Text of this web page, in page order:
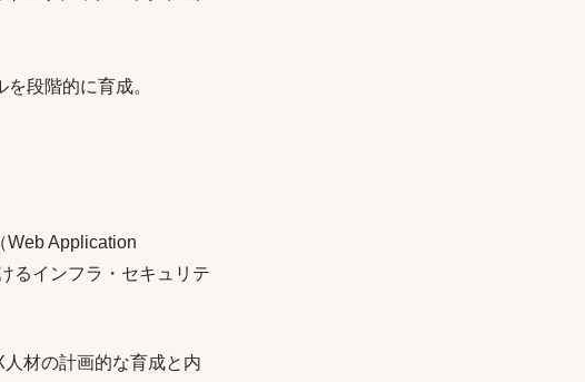
段階的に育成。
Web Application
るインフラ・セキュリテ
材の計画的な育成と内